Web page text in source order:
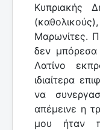
Κυπριακής
Μαρωνίτες.
δεν
Λατίνο
ιδιαίτερα
να
απέμεινε η
μου ήταν